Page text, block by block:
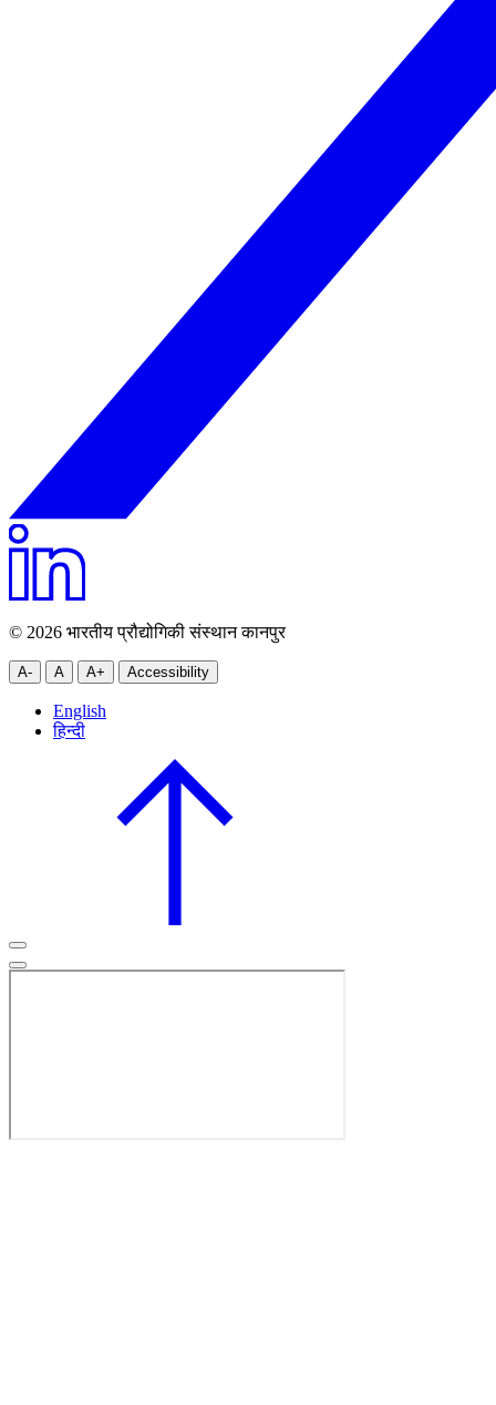
© 2026 भारतीय प्रौद्योगिकी संस्थान कानपुर
A- A A+ Accessibility
English
हिन्दी